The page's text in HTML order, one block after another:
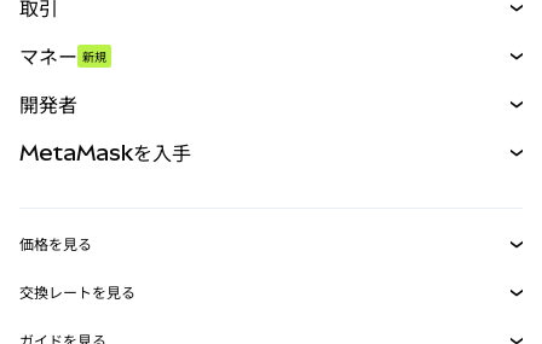
取引
パーペチュアル
RWA
マネー 新規
開発者
MetaMask Connect
MetaMaskを入手
価格を見る
イーサリアムの価格
Solanaの価格
交換レートを見る